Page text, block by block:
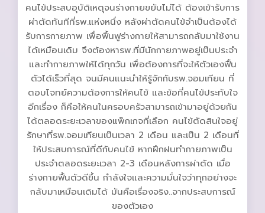
คนไข้ประสบอุบัติเหตุจนร่างกายขยับไม่ได้ ต้องเข้ารับการ
ผ่าตัดทันทีที่รพ.แห่งหนึ่ง หลังผ่าตัดคนไข้จำเป็นต้องได้
รับการกายภาพ เพื่อฟื้นฟูร่างกายให้สามารถกลับมาใช้งาน
ได้เหมือนเดิม จึงต้องหารพ.ที่มีนักกายภาพอยู่เป็นประจำ
และทำกายภาพให้ได้ทุกวัน เพื่อต้องการที่จะให้ตัวเองฟื้น
ตัวได้เร็วที่สุด จนมีคนแนะนำให้รู้จักกับรพ.จอมเทียน ที่
ตอบโจทย์ความต้องการให้คนไข้ และข้อที่คนไข้ประทับใจ
อีกเรื่อง ก็คือให้คนในครอบครัวสามารถเข้ามาอยู่ด้วยกัน
ได้ตลอดระยะเวลาของแพ็กเกจที่เลือก คนไข้ตัดสินใจอยู่
รักษาที่รพ.จอมเทียนเป็นเวลา 2 เดือน และเป็น 2 เดือนที่
ให้ประสบการณ์ที่ดีกับคนไข้ หากฝึกฝนทำกายภาพเป็น
ประจำตลอดระยะเวลา 2-3 เดือนหลังการผ่าตัด เมื่อ
ร่างกายฟื้นตัวดีขึ้น กำลังใจและความมั่นใจว่าทุกอย่างจะ
กลับมาเหมือนเดิมได้ มันคือเรื่องจริง..จากประสบการณ์
ของตัวเอง